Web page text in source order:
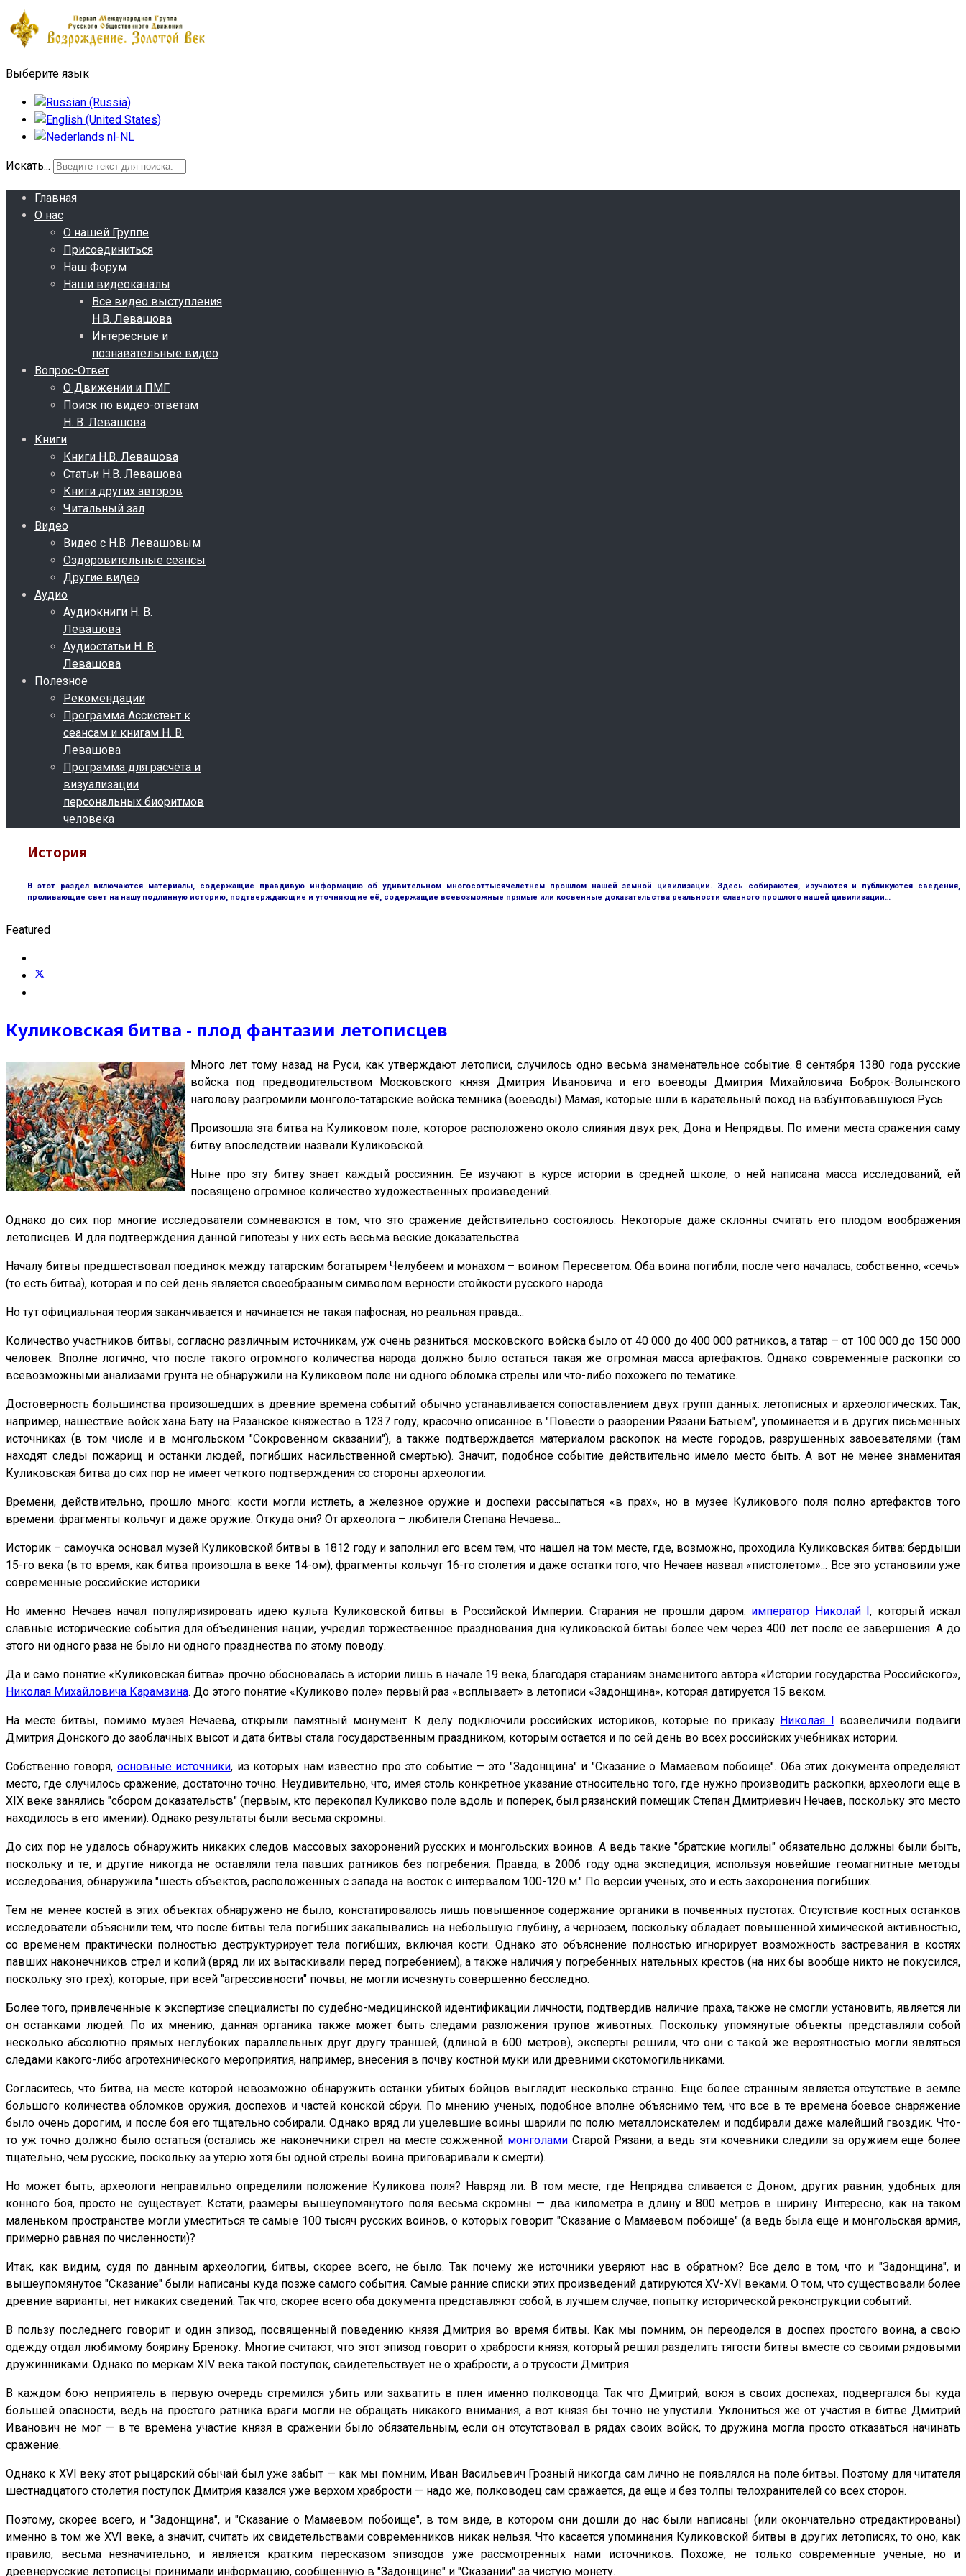
Выберите язык
Искать...
Главная
О нас
О нашей Группе
Присоединиться
Наш Форум
Наши видеоканалы
Все видео выступления
Н.В. Левашова
Интересные и
познавательные видео
Вопрос-Ответ
О Движении и ПМГ
Поиск по видео-ответам
Н. В. Левашова
Книги
Книги Н.В. Левашова
Статьи Н.В. Левашова
Книги других авторов
Читальный зал
Видео
Видео с Н.В. Левашовым
Оздоровительные сеансы
Другие видео
Аудио
Аудиокниги Н. В.
Левашова
Аудиостатьи Н. В.
Левашова
Полезное
Рекомендации
Программа Ассистент к
сеансам и книгам Н. В.
Левашова
Программа для расчёта и
визуализации
персональных биоритмов
человека
История
В этот раздел включаются материалы, содержащие правдивую информацию об удивительном многосоттысячелетнем прошлом нашей земной цивилизации. Здесь собираются, изучаются и публикуются сведения,
проливающие свет на нашу подлинную историю, подтверждающие и уточняющие её, содержащие всевозможные прямые или косвенные доказательства реальности славного прошлого нашей цивилизации…
Featured
Куликовская битва - плод фантазии летописцев
Много лет тому назад на Руси, как утверждают летописи, случилось одно весьма знаменательное событие. 8 сентября 1380 года русские
войска под предводительством Московского князя Дмитрия Ивановича и его воеводы Дмитрия Михайловича Боброк-Волынского
наголову разгромили монголо-татарские войска темника (воеводы) Мамая, которые шли в карательный поход на взбунтовавшуюся Русь.
Произошла эта битва на Куликовом поле, которое расположено около слияния двух рек, Дона и Непрядвы. По имени места сражения саму
битву впоследствии назвали Куликовской.
Ныне про эту битву знает каждый россиянин. Ее изучают в курсе истории в средней школе, о ней написана масса исследований, ей
посвящено огромное количество художественных произведений.
Однако до сих пор многие исследователи сомневаются в том, что это сражение действительно состоялось. Некоторые даже склонны считать его плодом воображения
летописцев. И для подтверждения данной гипотезы у них есть весьма веские доказательства.
Началу битвы предшествовал поединок между татарским богатырем Челубеем и монахом – воином Пересветом. Оба воина погибли, после чего началась, собственно, «сечь»
(то есть битва), которая и по сей день является своеобразным символом верности стойкости русского народа.
Но тут официальная теория заканчивается и начинается не такая пафосная, но реальная правда...
Количество участников битвы, согласно различным источникам, уж очень разниться: московского войска было от 40 000 до 400 000 ратников, а татар – от 100 000 до 150 000
человек. Вполне логично, что после такого огромного количества народа должно было остаться такая же огромная масса артефактов. Однако современные раскопки со
всевозможными анализами грунта не обнаружили на Куликовом поле ни одного обломка стрелы или что-либо похожего по тематике.
Достоверность большинства произошедших в древние времена событий обычно устанавливается сопоставлением двух групп данных: летописных и археологических. Так,
например, нашествие войск хана Бату на Рязанское княжество в 1237 году, красочно описанное в "Повести о разорении Рязани Батыем", упоминается и в других письменных
источниках (в том числе и в монгольском "Сокровенном сказании"), а также подтверждается материалом раскопок на месте городов, разрушенных завоевателями (там
находят следы пожарищ и останки людей, погибших насильственной смертью). Значит, подобное событие действительно имело место быть. А вот не менее знаменитая
Куликовская битва до сих пор не имеет четкого подтверждения со стороны археологии.
Времени, действительно, прошло много: кости могли истлеть, а железное оружие и доспехи рассыпаться «в прах», но в музее Куликового поля полно артефактов того
времени: фрагменты кольчуг и даже оружие. Откуда они? От археолога – любителя Степана Нечаева...
Историк – самоучка основал музей Куликовской битвы в 1812 году и заполнил его всем тем, что нашел на том месте, где, возможно, проходила Куликовская битва: бердыши
15-го века (в то время, как битва произошла в веке 14-ом), фрагменты кольчуг 16-го столетия и даже остатки того, что Нечаев назвал «пистолетом»... Все это установили уже
современные российские историки.
Но именно Нечаев начал популяризировать идею культа Куликовской битвы в Российской Империи. Старания не прошли даром: император Николай I, который искал
славные исторические события для объединения нации, учредил торжественное празднования дня куликовской битвы более чем через 400 лет после ее завершения. А до
этого ни одного раза не было ни одного празднества по этому поводу.
Да и само понятие «Куликовская битва» прочно обосновалась в истории лишь в начале 19 века, благодаря стараниям знаменитого автора «Истории государства Российского»,
Николая Михайловича Карамзина. До этого понятие «Куликово поле» первый раз «всплывает» в летописи «Задонщина», которая датируется 15 веком.
На месте битвы, помимо музея Нечаева, открыли памятный монумент. К делу подключили российских историков, которые по приказу Николая I
возвеличили подвиги
Дмитрия Донского до заоблачных высот и дата битвы стала государственным праздником, которым остается и по сей день во всех российских учебниках истории.
Собственно говоря, основные источники, из которых нам известно про это событие — это "Задонщина" и "Сказание о Мамаевом побоище". Оба этих документа определяют
место, где случилось сражение, достаточно точно. Неудивительно, что, имея столь конкретное указание относительно того, где нужно производить раскопки, археологи еще в
XIX веке занялись "сбором доказательств" (первым, кто перекопал Куликово поле вдоль и поперек, был рязанский помещик Степан Дмитриевич Нечаев, поскольку это место
находилось в его имении). Однако результаты были весьма скромны.
До сих пор не удалось обнаружить никаких следов массовых захоронений русских и монгольских воинов. А ведь такие "братские могилы" обязательно должны были быть,
поскольку и те, и другие никогда не оставляли тела павших ратников без погребения. Правда, в 2006 году одна экспедиция, используя новейшие геомагнитные методы
исследования, обнаружила "шесть объектов, расположенных с запада на восток с интервалом 100-120 м." По версии ученых, это и есть захоронения погибших.
Тем не менее костей в этих объектах обнаружено не было, констатировалось лишь повышенное содержание органики в почвенных пустотах. Отсутствие костных останков
исследователи объяснили тем, что после битвы тела погибших закапывались на небольшую глубину, а чернозем, поскольку обладает повышенной химической активностью,
со временем практически полностью деструктурирует тела погибших, включая кости. Однако это объяснение полностью игнорирует возможность застревания в костях
павших наконечников стрел и копий (вряд ли их вытаскивали перед погребением), а также наличия у погребенных нательных крестов (на них бы вообще никто не покусился,
поскольку это грех), которые, при всей "агрессивности" почвы, не могли исчезнуть совершенно бесследно.
Более того, привлеченные к экспертизе специалисты по судебно-медицинской идентификации личности, подтвердив наличие праха, также не смогли установить, является ли
он останками людей. По их мнению, данная органика также может быть следами разложения трупов животных. Поскольку упомянутые объекты представляли собой
несколько абсолютно прямых неглубоких параллельных друг другу траншей, (длиной в 600 метров), эксперты решили, что они с такой же вероятностью могли являться
следами какого-либо агротехнического мероприятия, например, внесения в почву костной муки или древними скотомогильниками.
Согласитесь, что битва, на месте которой невозможно обнаружить останки убитых бойцов выглядит несколько странно. Еще более странным является отсутствие в земле
большого количества обломков оружия, доспехов и частей конской сбруи. По мнению ученых, подобное вполне объяснимо тем, что все в те времена боевое снаряжение
было очень дорогим, и после боя его тщательно собирали. Однако вряд ли уцелевшие воины шарили по полю металлоискателем и подбирали даже малейший гвоздик. Что-
то уж точно должно было остаться (остались же наконечники стрел на месте сожженной монголами Старой Рязани, а ведь эти кочевники следили за оружием еще более
тщательно, чем русские, поскольку за утерю хотя бы одной стрелы воина приговаривали к смерти).
Но может быть, археологи неправильно определили положение Куликова поля? Навряд ли. В том месте, где Непрядва сливается с Доном, других равнин, удобных для
конного боя, просто не существует. Кстати, размеры вышеупомянутого поля весьма скромны — два километра в длину и 800 метров в ширину. Интересно, как на таком
маленьком пространстве могли уместиться те самые 100 тысяч русских воинов, о которых говорит "Сказание о Мамаевом побоище" (а ведь была еще и монгольская армия,
примерно равная по численности)?
Итак, как видим, судя по данным археологии, битвы, скорее всего, не было. Так почему же источники уверяют нас в обратном? Все дело в том, что и "Задонщина", и
вышеупомянутое "Сказание" были написаны куда позже самого события. Самые ранние списки этих произведений датируются XV-XVI веками. О том, что существовали более
древние варианты, нет никаких сведений. Так что, скорее всего оба документа представляют собой, в лучшем случае, попытку исторической реконструкции событий.
В пользу последнего говорит и один эпизод, посвященный поведению князя Дмитрия во время битвы. Как мы помним, он переоделся в доспех простого воина, а свою
одежду отдал любимому боярину Бреноку. Многие считают, что этот эпизод говорит о храбрости князя, который решил разделить тягости битвы вместе со своими рядовыми
дружинниками. Однако по меркам XIV века такой поступок, свидетельствует не о храбрости, а о трусости Дмитрия.
В каждом бою неприятель в первую очередь стремился убить или захватить в плен именно полководца. Так что Дмитрий, воюя в своих доспехах, подвергался бы куда
большей опасности, ведь на простого ратника враги могли не обращать никакого внимания, а вот князя бы точно не упустили. Уклониться же от участия в битве Дмитрий
Иванович не мог — в те времена участие князя в сражении было обязательным, если он отсутствовал в рядах своих войск, то дружина могла просто отказаться начинать
сражение.
Однако к XVI веку этот рыцарский обычай был уже забыт — как мы помним, Иван Васильевич Грозный никогда сам лично не появлялся на поле битвы. Поэтому для читателя
шестнадцатого столетия поступок Дмитрия казался уже верхом храбрости — надо же, полководец сам сражается, да еще и без толпы телохранителей со всех сторон.
Поэтому, скорее всего, и "Задонщина", и "Сказание о Мамаевом побоище", в том виде, в котором они дошли до нас были написаны (или окончательно отредактированы)
именно в том же XVI веке, а значит, считать их свидетельствами современников никак нельзя. Что касается упоминания Куликовской битвы в других летописях, то оно, как
правило, весьма незначительно, и является кратким пересказом эпизодов уже рассмотренных нами источников. Похоже, не только современные ученые, но и
древнерусские летописцы принимали информацию, сообщенную в "Задонщине" и "Сказании" за чистую монету.